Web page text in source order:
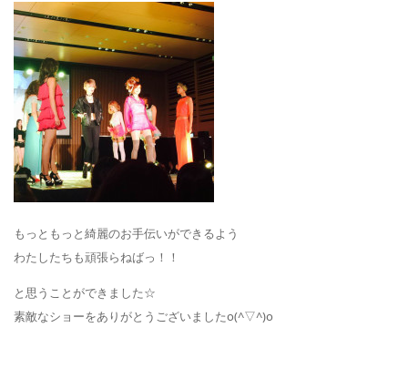
もっともっと綺麗のお手伝いができるよう
わたしたちも頑張らねばっ！！
と思うことができました☆
素敵なショーをありがとうございましたo(^▽^)o